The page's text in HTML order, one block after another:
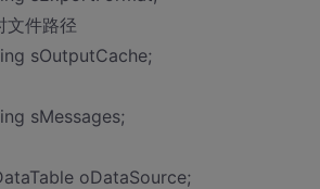
文件路径
sOutputCache;
sMessages;
oDataSource;